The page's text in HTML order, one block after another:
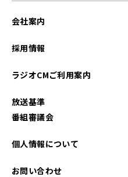
2025年09月
会社案内
採用情報
ラジオCMご利用案内
放送基準
番組審議会
個人情報について
お問い合わせ